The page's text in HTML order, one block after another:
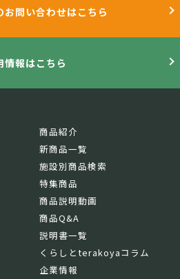
お問い合わせはこちら
情報はこちら
商品紹介
新商品一覧
施設別商品検索
特集商品
商品説明動画
商品Q&A
説明書一覧
くらしとterakoyaコラム
企業情報